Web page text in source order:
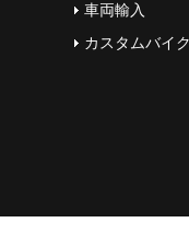
車両輸入
カスタムバイ